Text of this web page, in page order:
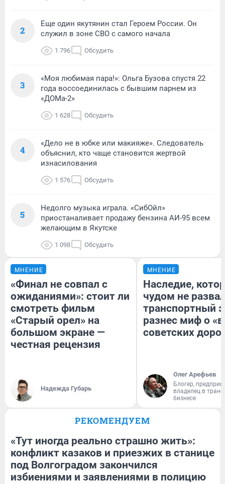
2
Еще один якутянин стал Героем России. Он
служил в зоне СВО с самого начала
1 796 Обсудить
3
«Моя любимая пара!»: Ольга Бузова спустя 22
года воссоединилась с бывшим парнем из
«ДОМа-2»
1 628 Обсудить
4
«Дело не в юбке или макияже». Следователь
объяснил, кто чаще становится жертвой
изнасилования
1 576 Обсудить
5
Недолго музыка играла. «СибОйл»
приостаналивает продажу бензина АИ-95 всем
желающим в Якутске
1 098 Обсудить
МНЕНИЕ
«Финал не совпал с
ожиданиями»: стоит ли
смотреть фильм
«Старый орел» на
большом экране —
честная рецензия
Надежда Губарь
МНЕНИЕ
Наследие,
чудом не
транспортный
разнес миф о
советских
Олег Арефьев
Блогер,
владелец в
бизнесе
РЕКОМЕНДУЕМ
«Тут иногда реально страшно жить»:
конфликт казаков и приезжих в станице
под Волгоградом закончился
избиениями и заявлениями в полицию